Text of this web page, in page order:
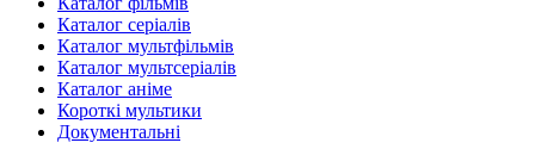
Каталог серіалів
Каталог мультфільмів
Каталог мультсеріалів
Каталог аніме
Короткі мультики
Документальні